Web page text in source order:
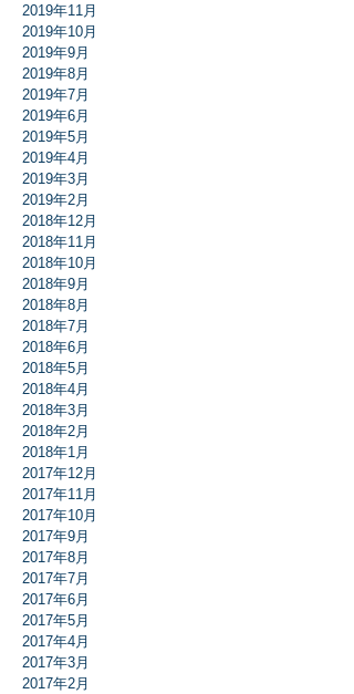
2019年11月
2019年10月
2019年9月
2019年8月
2019年7月
2019年6月
2019年5月
2019年4月
2019年3月
2019年2月
2018年12月
2018年11月
2018年10月
2018年9月
2018年8月
2018年7月
2018年6月
2018年5月
2018年4月
2018年3月
2018年2月
2018年1月
2017年12月
2017年11月
2017年10月
2017年9月
2017年8月
2017年7月
2017年6月
2017年5月
2017年4月
2017年3月
2017年2月